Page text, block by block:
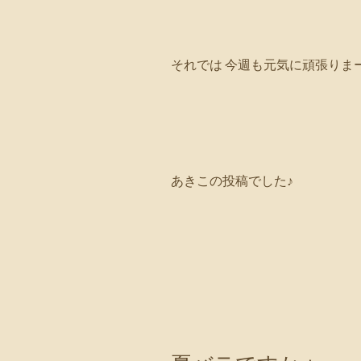
それでは 今週も元気に頑張り
あきこの投稿でした♪